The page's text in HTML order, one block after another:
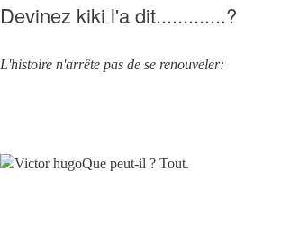
Devinez kiki l'a dit.............?
L'histoire n'arrête pas de se renouveler:
Que peut-il ? Tout.